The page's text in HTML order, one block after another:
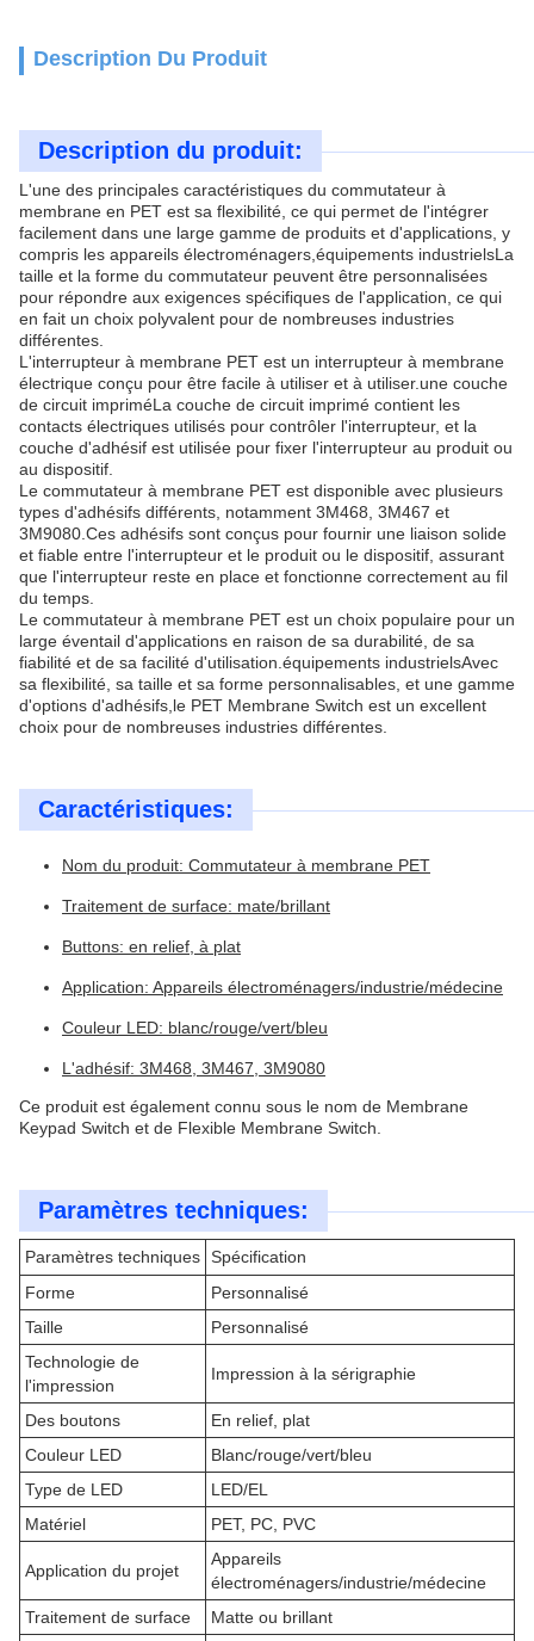
Description Du Produit
Description du produit:
L'une des principales caractéristiques du commutateur à
membrane en PET est sa flexibilité, ce qui permet de l'intégrer
facilement dans une large gamme de produits et d'applications, y
compris les appareils électroménagers,équipements industrielsLa
taille et la forme du commutateur peuvent être personnalisées
pour répondre aux exigences spécifiques de l'application, ce qui
en fait un choix polyvalent pour de nombreuses industries
différentes.
L'interrupteur à membrane PET est un interrupteur à membrane
électrique conçu pour être facile à utiliser et à utiliser.une couche
de circuit impriméLa couche de circuit imprimé contient les
contacts électriques utilisés pour contrôler l'interrupteur, et la
couche d'adhésif est utilisée pour fixer l'interrupteur au produit ou
au dispositif.
Le commutateur à membrane PET est disponible avec plusieurs
types d'adhésifs différents, notamment 3M468, 3M467 et
3M9080.Ces adhésifs sont conçus pour fournir une liaison solide
et fiable entre l'interrupteur et le produit ou le dispositif, assurant
que l'interrupteur reste en place et fonctionne correctement au fil
du temps.
Le commutateur à membrane PET est un choix populaire pour un
large éventail d'applications en raison de sa durabilité, de sa
fiabilité et de sa facilité d'utilisation.équipements industrielsAvec
sa flexibilité, sa taille et sa forme personnalisables, et une gamme
d'options d'adhésifs,le PET Membrane Switch est un excellent
choix pour de nombreuses industries différentes.
Caractéristiques:
Nom du produit: Commutateur à membrane PET
Traitement de surface: mate/brillant
Buttons: en relief, à plat
Application: Appareils électroménagers/industrie/médecine
Couleur LED: blanc/rouge/vert/bleu
L'adhésif: 3M468, 3M467, 3M9080
Ce produit est également connu sous le nom de Membrane
Keypad Switch et de Flexible Membrane Switch.
Paramètres techniques:
Paramètres techniques Spécification
Forme
Personnalisé
Taille
Personnalisé
Technologie de
l'impression
Impression à la sérigraphie
Des boutons
En relief, plat
Couleur LED
Blanc/rouge/vert/bleu
Type de LED
LED/EL
Matériel
PET, PC, PVC
Application du projet
Appareils
électroménagers/industrie/médecine
Traitement de surface
Matte ou brillant